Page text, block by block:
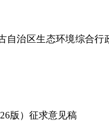
治区生态环境综合
版）征求意见稿